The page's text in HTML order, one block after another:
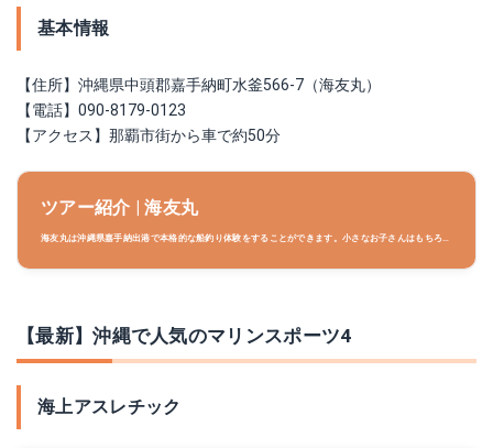
基本情報
【住所】沖縄県中頭郡嘉手納町水釜566-7（海友丸）
【電話】090-8179-0123
【アクセス】那覇市街から車で約50分
ツアー紹介 | 海友丸
海友丸は沖縄県嘉手納出港で本格的な船釣り体験をすることができます。小さなお子さんはもちろ
【最新】沖縄で人気のマリンスポーツ4
海上アスレチック